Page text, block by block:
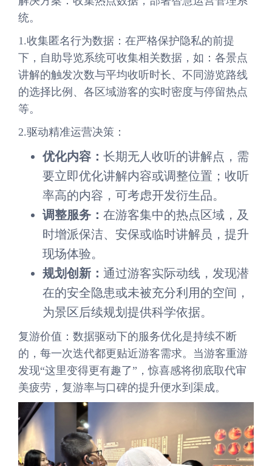
统。
1.收集匿名行为数据：在严格保护隐私的前提
下，自助导览系统可收集相关数据，如：各景点
讲解的触发次数与平均收听时长、不同游览路线
的选择比例、各区域游客的实时密度与停留热点
等。
2.驱动精准运营决策：
优化内容： 长期无人收听的讲解点，需
要立即优化讲解内容或调整位置；收听
率高的内容，可考虑开发衍生品。
调整服务： 在游客集中的热点区域，及
时增派保洁、安保或临时讲解员，提升
现场体验。
规划创新： 通过游客实际动线，发现潜
在的安全隐患或未被充分利用的空间，
为景区后续规划提供科学依据。
复游价值：数据驱动下的服务优化是持续不断
的，每一次迭代都更贴近游客需求。当游客重游
发现“这里变得更有趣了”，惊喜感将彻底取代审
美疲劳，复游率与口碑的提升便水到渠成。